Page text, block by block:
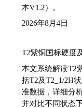
本V1.2）。
2026年8月4日
T2紫铜国标硬度
本文系统解读T2
括T2及T2_1/2H
准数据，详细分
并对比不同状态